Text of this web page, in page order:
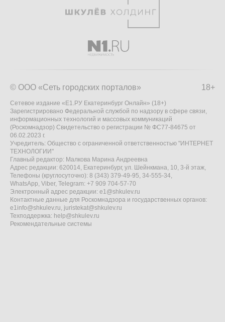
18+
© ООО «Сеть городских порталов»
Сетевое издание «Е1.РУ Екатеринбург Онлайн» (18+)
Зарегистрировано Федеральной службой по надзору в сфере связи,
информационных технологий и массовых коммуникаций
(Роскомнадзор) Свидетельство о регистрации № ФС77-84675 от
06.02.2023 г.
Учредитель: Общество с ограниченной ответственностью "ИНТЕРНЕТ
ТЕХНОЛОГИИ"
Главный редактор: Малкова Марина Андреевна
Адрес редакции: 620014, Екатеринбург, ул. Шейнкмана, 10, 3-й этаж,
Телефоны (круглосуточно): 8 (343) 379-49-95, 34-555-34,
WhatsApp, Viber, Telegram: +7 909 704-57-70
Электронный адрес редакции: e1@shkulev.ru
Контактные данные для Роскомнадзора и государственных органов:
e1info@shkulev.ru, juristekat@shkulev.ru
Техподдержка: help@shkulev.ru
Рекомендательные системы